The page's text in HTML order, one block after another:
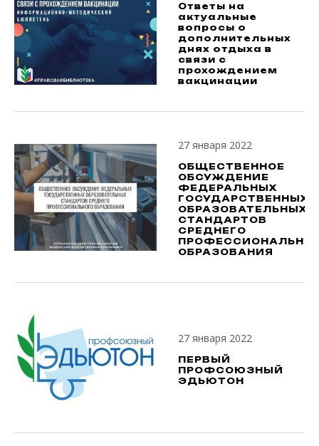
Ответы на
актуальные
вопросы о
дополнительных
днях отдыха в
связи с
прохождением
вакцинации
27 января 2022
ОБЩЕСТВЕННОЕ
ОБСУЖДЕНИЕ
ФЕДЕРАЛЬНЫХ
ГОСУДАРСТВЕННЫХ
ОБРАЗОВАТЕЛЬНЫХ
СТАНДАРТОВ
СРЕДНЕГО
ОБРАЗОВАНИЯ
27 января 2022
ПЕРВЫЙ
ПРОФСОЮЗНЫЙ
ЭДЬЮТОН